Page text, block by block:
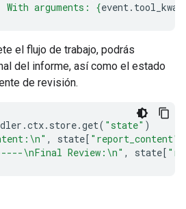
arguments: {event.
el flujo de trabajo, podrás
del informe, así como el estado
de revisión.
.ctx. store.get( "state" )
\n" , state[ "report_content"
\nFinal Review: \n" , state[